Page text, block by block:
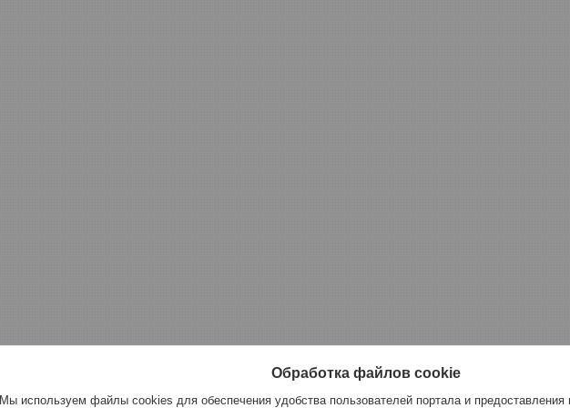
Обработка файлов cookie
Мы используем файлы cookies для обеспечения удобства пользователей портала и предоставления